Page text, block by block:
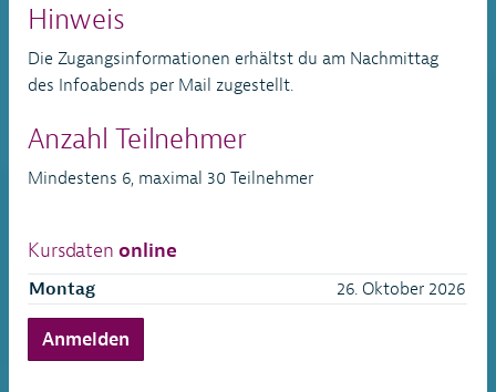
Hinweis
Die Zugangsinformationen erhältst du am Nachmittag
des Infoabends per Mail zugestellt.
Anzahl Teilnehmer
Mindestens 6, maximal 30 Teilnehmer
Kursdatenonline
Montag 26. Oktober 2026
Anmelden